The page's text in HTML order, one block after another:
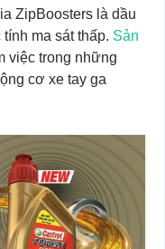
ZipBoosters là dầu
ma sát thấp. Sản
việc trong những
cơ xe tay ga